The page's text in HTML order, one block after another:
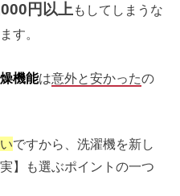
円以上もしてしまうな
す。
機能は意外と安かったの
ですから、洗濯機を新し
】も選ぶポイントの一つ